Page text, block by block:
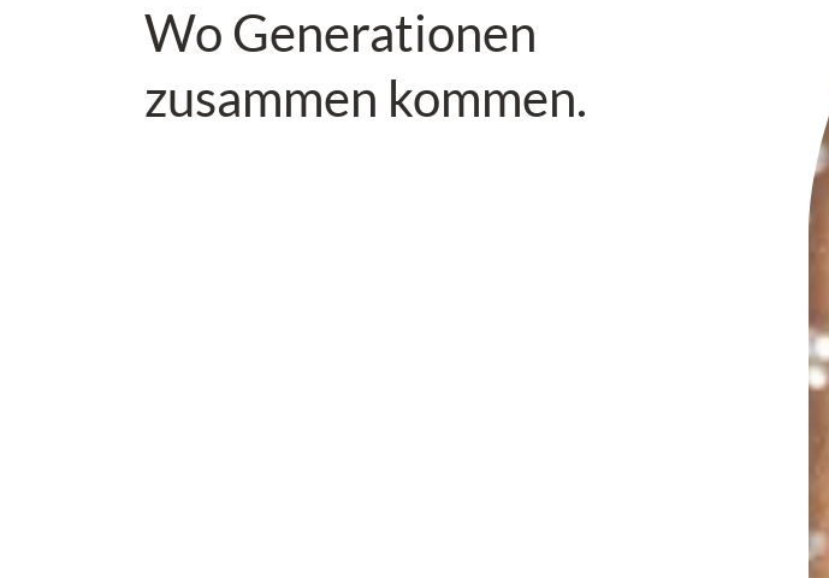
Wo Generationen
zusammen kommen.